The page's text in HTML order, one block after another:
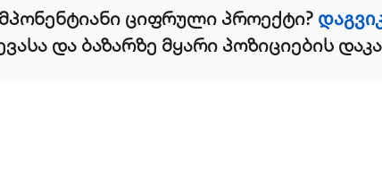
ციფრული პროექტი?
და ბაზარზე მყარი პოზიციების